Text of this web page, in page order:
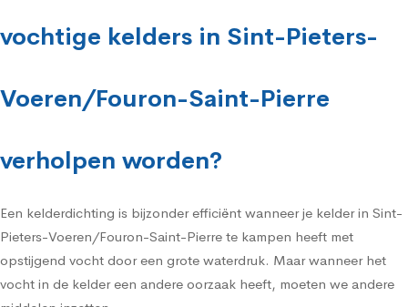
vochtige kelders in Sint-Pieters-
Voeren/Fouron-Saint-Pierre
verholpen worden?
Een kelderdichting is bijzonder efficiënt wanneer je kelder in Sint-
Pieters-Voeren/Fouron-Saint-Pierre te kampen heeft met
opstijgend vocht door een grote waterdruk. Maar wanneer het
vocht in de kelder een andere oorzaak heeft, moeten we andere